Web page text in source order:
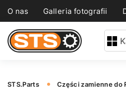
O nas Galleria fotografii
STS.Parts Części zamienne do